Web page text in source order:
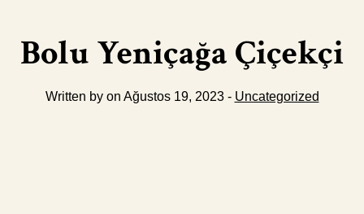
Bolu Yeniçağa Çiçekçi
Written by on Ağustos 19, 2023 - Uncategorized